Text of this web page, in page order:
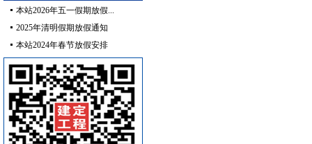
及各种防火器材 [采购中]
重交沥青 [采购中]
火灾自动报警系统 [采购中]
防静电地板 [采购中]
变压器 [采购中]
变压器 [采购中]
PVC窗帘 [采购中]
仪器仪表 [采购中]
本站2026年五一假期放假...
2025年清明假期放假通知
本站2024年春节放假安排